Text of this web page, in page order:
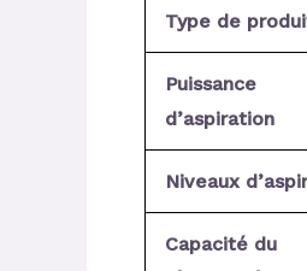
Type de
Puissance
d’aspiration
Niveaux
Capacité du